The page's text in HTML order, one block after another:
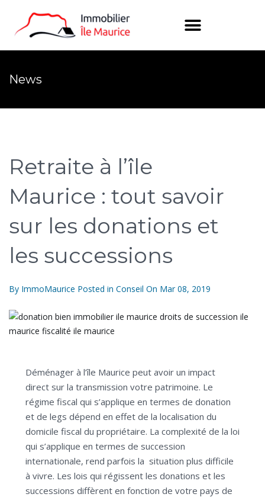
News
Retraite à l’île
Maurice : tout savoir
sur les donations et
les successions
By ImmoMaurice Posted in Conseil On Mar 08, 2019
Déménager à l’île Maurice peut avoir un impact
direct sur la transmission votre patrimoine. Le
régime fiscal qui s’applique en termes de donation
et de legs dépend en effet de la localisation du
domicile fiscal du propriétaire. La complexité de la loi
qui s’applique en termes de succession
internationale, rend parfois la situation plus difficile
à vivre. Les lois qui régissent les donations et les
successions diffèrent en fonction de votre pays de